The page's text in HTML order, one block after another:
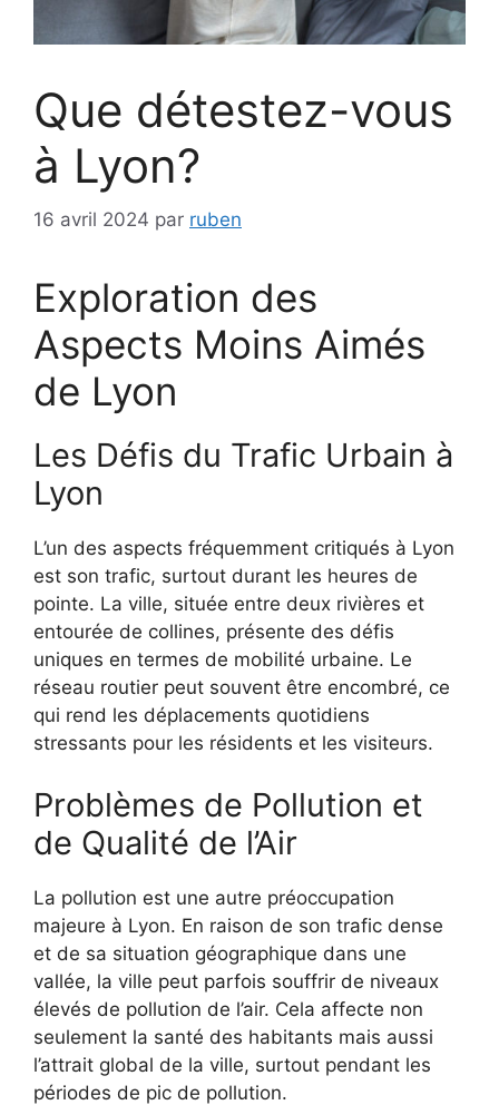
Que détestez-vous
à Lyon?
16 avril 2024 par ruben
Exploration des
Aspects Moins Aimés
de Lyon
Les Défis du Trafic Urbain à
Lyon
L’un des aspects fréquemment critiqués à Lyon
est son trafic, surtout durant les heures de
pointe. La ville, située entre deux rivières et
entourée de collines, présente des défis
uniques en termes de mobilité urbaine. Le
réseau routier peut souvent être encombré, ce
qui rend les déplacements quotidiens
stressants pour les résidents et les visiteurs.
Problèmes de Pollution et
de Qualité de l’Air
La pollution est une autre préoccupation
majeure à Lyon. En raison de son trafic dense
et de sa situation géographique dans une
vallée, la ville peut parfois souffrir de niveaux
élevés de pollution de l’air. Cela affecte non
seulement la santé des habitants mais aussi
l’attrait global de la ville, surtout pendant les
périodes de pic de pollution.